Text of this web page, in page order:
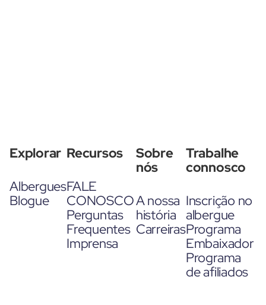
Explorar
Albergues
Blogue
Recursos
FALE
CONOSCO
Perguntas
Frequentes
Imprensa
Sobre
nós
A nossa
história
Carreiras
Trabalhe
connosco
Inscrição no
albergue
Programa
Embaixador
Programa
de afiliados